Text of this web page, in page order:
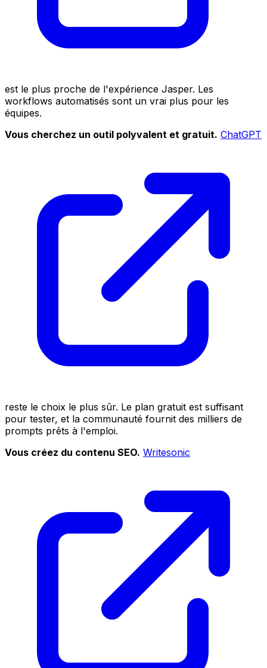
est le plus proche de l'expérience Jasper. Les
workflows automatisés sont un vrai plus pour les
équipes.
Vous cherchez un outil polyvalent et gratuit. ChatGPT
reste le choix le plus sûr. Le plan gratuit est suffisant
pour tester, et la communauté fournit des milliers de
prompts prêts à l'emploi.
Vous créez du contenu SEO. Writesonic